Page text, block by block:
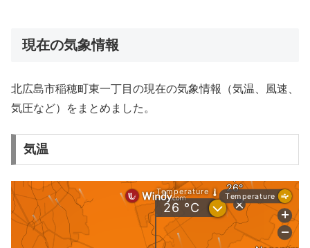
現在の気象情報
北広島市稲穂町東一丁目の現在の気象情報（気温、風速、
気圧など）をまとめました。
気温